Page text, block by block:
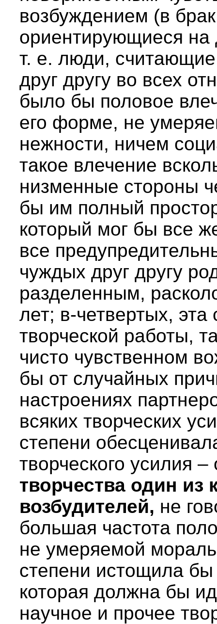
возбуждением (в
ориентирующиеся на
т. е. люди,
друг другу во всех
было бы половое
его форме, не
нежности, ничем
такое влечение
низменные стороны
бы им полный
который мог бы все
все
чуждых друг другу
разделенным,
лет; в-четвертых, эта
творческой работы,
чисто чувственном
бы от случайных
настроениях
всяких творческих
степени
творческого усилия
творчества один из
возбудителей, не
большая частота
не умеряемой
степени истощила
которая должна бы
научное и прочее